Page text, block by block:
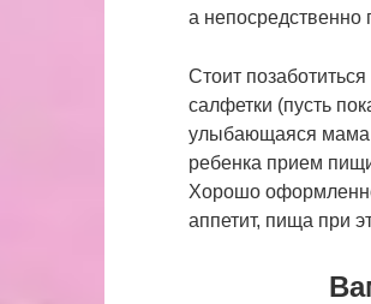
а
Стоит
салфетки (пусть
улыбающаяся мама
ребенка прием
Хорошо
аппетит, пища при